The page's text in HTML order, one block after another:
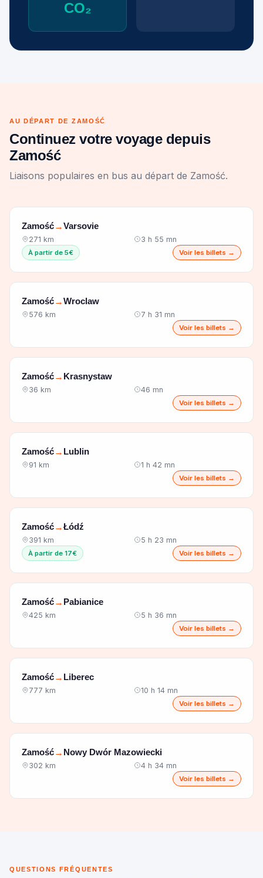
CO₂
AU DÉPART DE ZAMOŚĆ
Continuez votre voyage depuis
Zamość
Liaisons populaires en bus au départ de Zamość.
Zamość→Varsovie
271 km 3 h 55 mn
À partir de 5€ Voir les billets →
Zamość→Wroclaw
576 km 7 h 31 mn
Voir les billets →
Zamość→ Krasnystaw
36 km 46 mn
Voir les billets →
Zamość→ Lublin
91 km 1 h 42 mn
Voir les billets →
Zamość→Łódź
391 km 5 h 23 mn
À partir de 17€ Voir les billets →
Zamość→ Pabianice
425 km 5 h 36 mn
Voir les billets →
Zamość→ Liberec
777 km 10 h 14 mn
Voir les billets →
Zamość→ Nowy Dwór Mazowiecki
302 km 4 h 34 mn
Voir les billets →
QUESTIONS FRÉQUENTES